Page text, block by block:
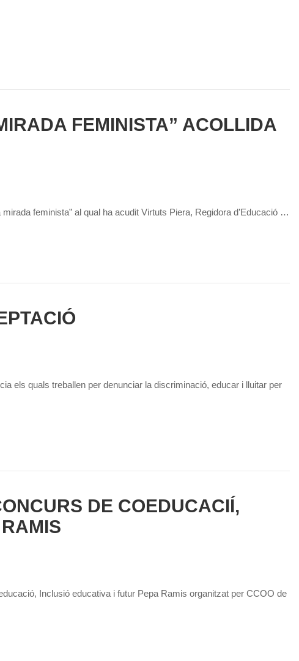
FEMINISTA” ACOLLIDA
mirada feminista” al qual ha acudit Virtuts Piera, Regidora d’Educació …
els quals treballen per denunciar la discriminació, educar i lluitar per
DE COEDUCACIÍ,
Inclusió educativa i futur Pepa Ramis organitzat per CCOO de